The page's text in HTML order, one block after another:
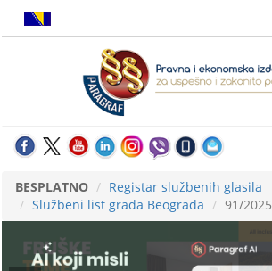
BESPLATNO
Registar službenih glasila
Službeni list grada Beograda
91/2025